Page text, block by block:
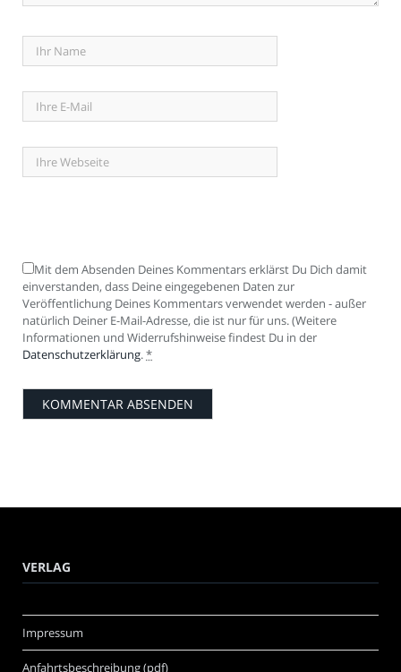
Mit dem Absenden Deines Kommentars erklärst Du Dich damit
einverstanden, dass Deine eingegebenen Daten zur
Veröffentlichung Deines Kommentars verwendet werden - außer
natürlich Deiner E-Mail-Adresse, die ist nur für uns. (Weitere
Informationen und Widerrufshinweise findest Du in der
Datenschutzerklärung.*
VERLAG
Impressum
Anfahrtsbeschreibung (pdf)